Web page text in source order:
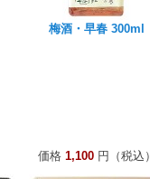
梅酒・早春 300ml
価格 1,100円（税込）